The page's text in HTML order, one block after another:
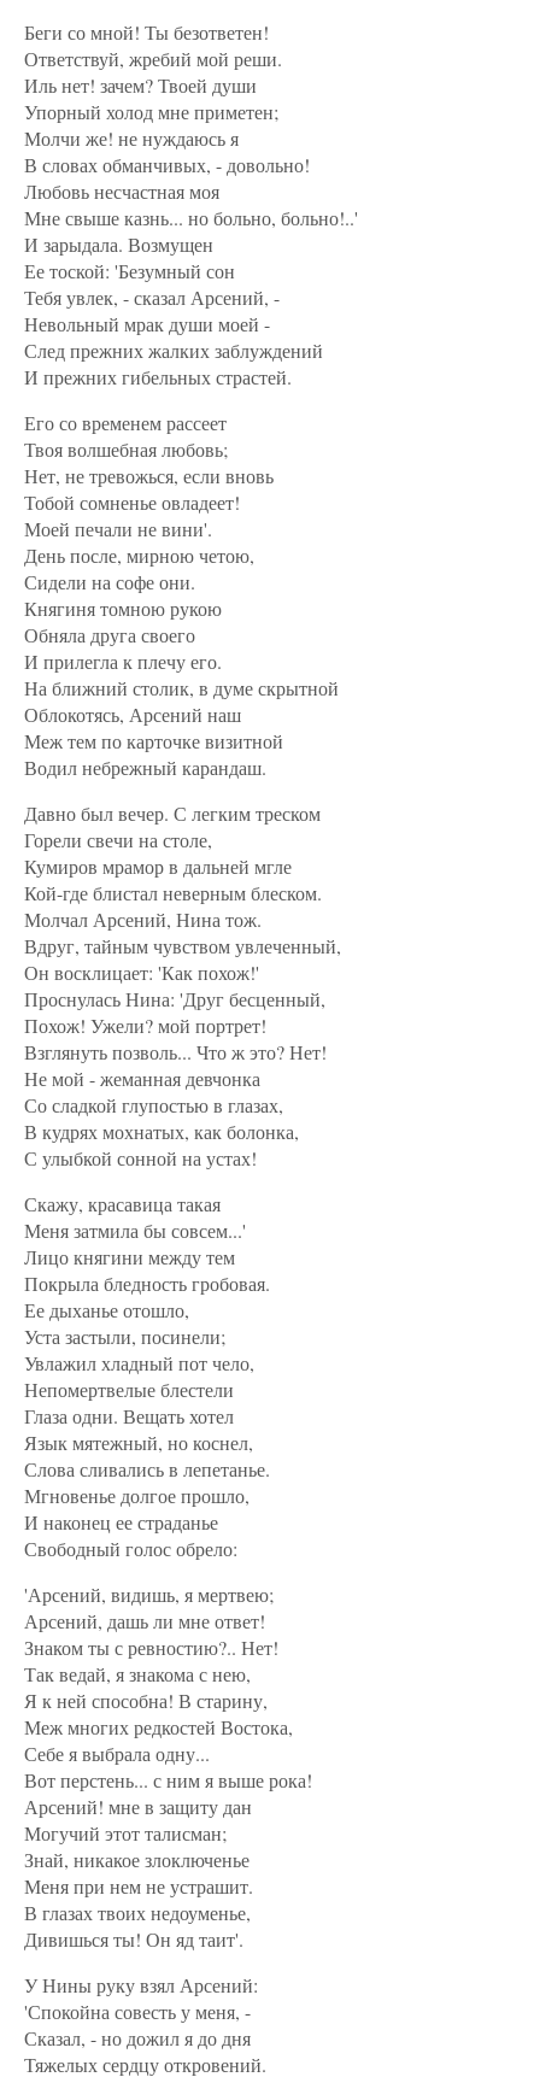
Беги со мной! Ты безответен!
Ответствуй, жребий мой реши.
Иль нет! зачем? Твоей души
Упорный холод мне приметен;
Молчи же! не нуждаюсь я
В словах обманчивых, - довольно!
Любовь несчастная моя
Мне свыше казнь... но больно, больно!..'
И зарыдала. Возмущен
Ее тоской: 'Безумный сон
Тебя увлек, - сказал Арсений, -
Невольный мрак души моей -
След прежних жалких заблуждений
И прежних гибельных страстей.
Его со временем рассеет
Твоя волшебная любовь;
Нет, не тревожься, если вновь
Тобой сомненье овладеет!
Моей печали не вини'.
День после, мирною четою,
Сидели на софе они.
Княгиня томною рукою
Обняла друга своего
И прилегла к плечу его.
На ближний столик, в думе скрытной
Облокотясь, Арсений наш
Меж тем по карточке визитной
Водил небрежный карандаш.
Давно был вечер. С легким треском
Горели свечи на столе,
Кумиров мрамор в дальней мгле
Кой-где блистал неверным блеском.
Молчал Арсений, Нина тож.
Вдруг, тайным чувством увлеченный,
Он восклицает: 'Как похож!'
Проснулась Нина: 'Друг бесценный,
Похож! Ужели? мой портрет!
Взглянуть позволь... Что ж это? Нет!
Не мой - жеманная девчонка
Со сладкой глупостью в глазах,
В кудрях мохнатых, как болонка,
С улыбкой сонной на устах!
Скажу, красавица такая
Меня затмила бы совсем...'
Лицо княгини между тем
Покрыла бледность гробовая.
Ее дыханье отошло,
Уста застыли, посинели;
Увлажил хладный пот чело,
Непомертвелые блестели
Глаза одни. Вещать хотел
Язык мятежный, но коснел,
Слова сливались в лепетанье.
Мгновенье долгое прошло,
И наконец ее страданье
Свободный голос обрело:
'Арсений, видишь, я мертвею;
Арсений, дашь ли мне ответ!
Знаком ты с ревностию?.. Нет!
Так ведай, я знакома с нею,
Я к ней способна! В старину,
Меж многих редкостей Востока,
Себе я выбрала одну...
Вот перстень... с ним я выше рока!
Арсений! мне в защиту дан
Могучий этот талисман;
Знай, никакое злоключенье
Меня при нем не устрашит.
В глазах твоих недоуменье,
Дивишься ты! Он яд таит'.
У Нины руку взял Арсений:
'Спокойна совесть у меня, -
Сказал, - но дожил я до дня
Тяжелых сердцу откровений.